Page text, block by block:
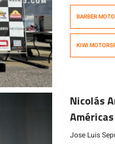
séptima y
tercera
BARBER
KIWI
Nicolás
Américas
Jose Luis